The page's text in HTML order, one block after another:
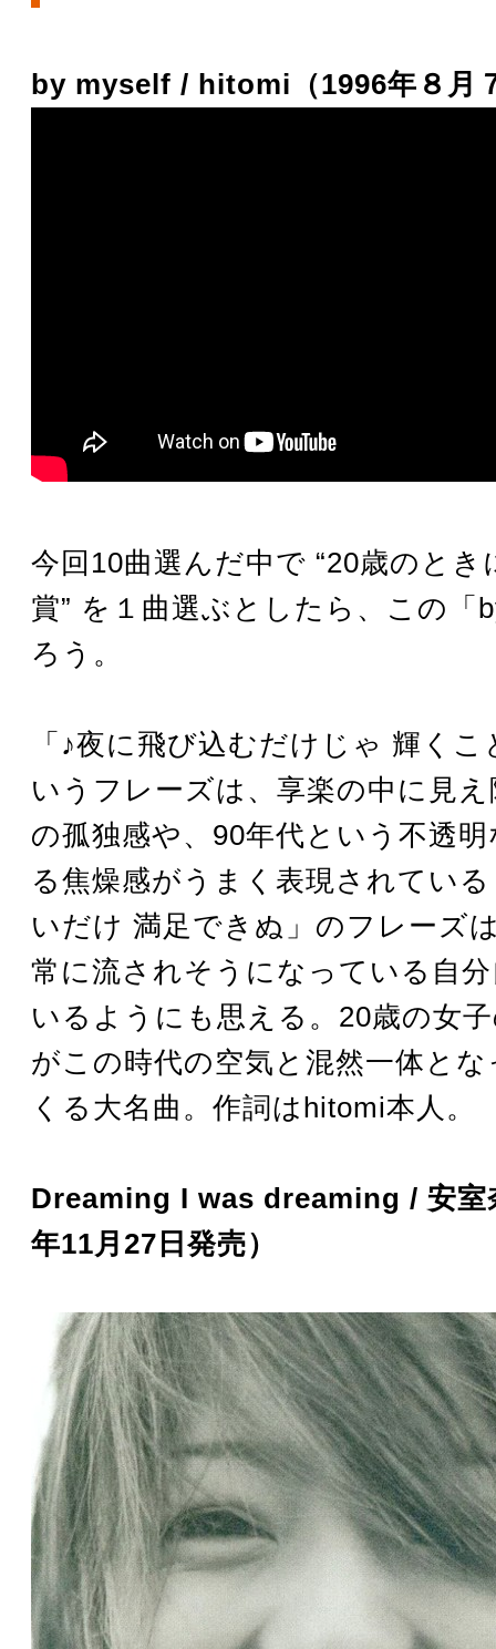
by myself / hitomi（1996年８月
今回10曲選んだ中で “20歳のとき
賞” を１曲選ぶとしたら、この「
ろう。
「♪夜に飛び込むだけじゃ 輝く
いうフレーズは、享楽の中に見
の孤独感や、90年代という不透
る焦燥感がうまく表現されてい
いだけ 満足できぬ」のフレーズ
常に流されそうになっている自
いるようにも思える。20歳の女
がこの時代の空気と混然一体と
くる大名曲。作詞はhitomi本人。
Dreaming I was dreaming / 安室
年11月27日発売）